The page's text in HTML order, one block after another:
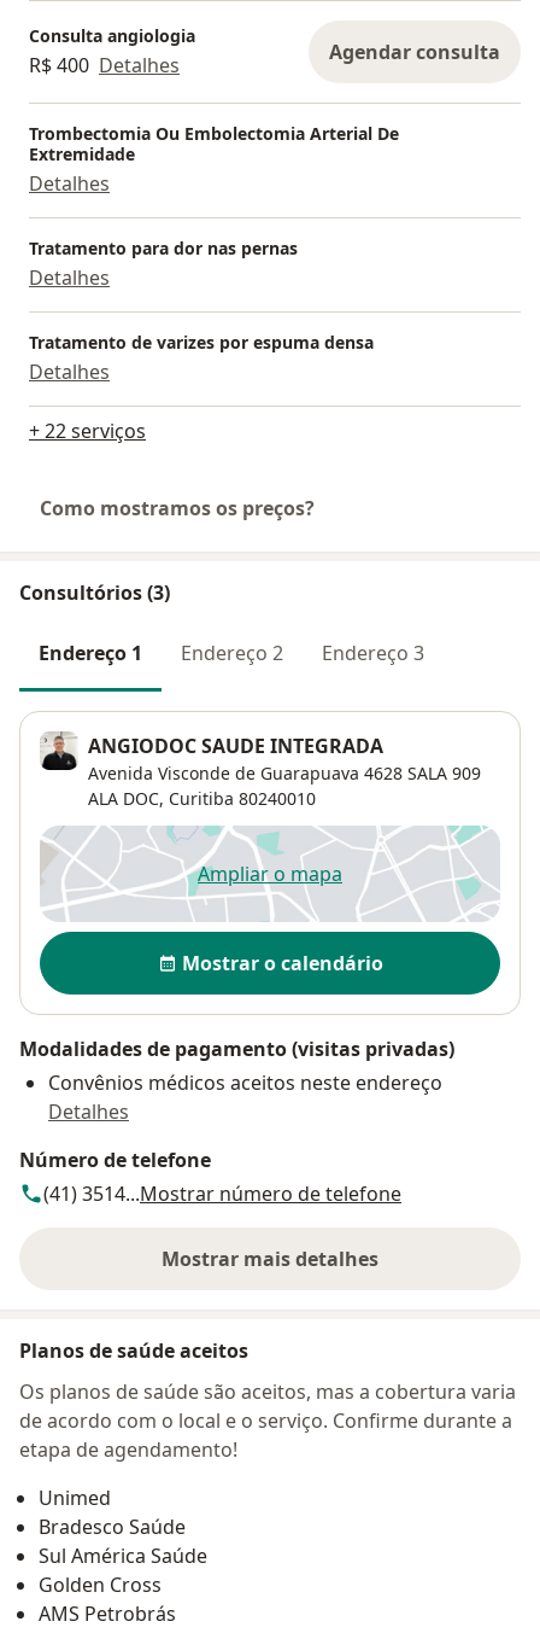
Consulta angiologia
R$ 400 Detalhes Agendar consulta
Trombectomia Ou Embolectomia Arterial De
Extremidade
Detalhes
Tratamento para dor nas pernas
Detalhes
Tratamento de varizes por espuma densa
Detalhes
+ 22 serviços
Como mostramos os preços?
Consultórios (3)
Endereço 1 Endereço 2 Endereço 3
ANGIODOC SAUDE INTEGRADA
Avenida Visconde de Guarapuava 4628 SALA 909
ALA DOC, Curitiba 80240010
Ampliar o mapaabre num novo separador
Disponibilidade
Mostrar o calendário
Modalidades de pagamento (visitas privadas)
Convênios médicos aceitos neste endereço
Detalhes
Número de telefone
(41) 3514...Mostrar número de telefone
Mostrar mais detalhes
sobre o endereço
Planos de saúde aceitos
Os planos de saúde são aceitos, mas a cobertura varia
de acordo com o local e o serviço. Confirme durante a
etapa de agendamento!
Unimed
Bradesco Saúde
Sul América Saúde
Golden Cross
AMS Petrobrás